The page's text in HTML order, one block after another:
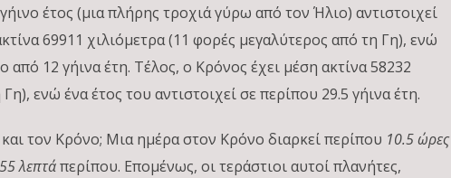
έτος (μια πλήρης τροχιά γύρω από τον Ήλιο) αντιστοιχεί
69911 χιλιόμετρα (11 φορές μεγαλύτερος από τη Γη), ενώ
από 12 γήινα έτη. Τέλος, ο Κρόνος έχει μέση ακτίνα 58232
ενώ ένα έτος του αντιστοιχεί σε περίπου 29.5 γήινα έτη.
και τον Κρόνο; Μια ημέρα στον Κρόνο διαρκεί περίπου 10.5ώρες
λεπτάπερίπου. Επομένως, οι τεράστιοι αυτοί πλανήτες,